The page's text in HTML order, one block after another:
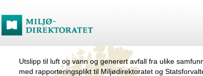
Utslipp til luft og vann og generert avfall fra ulike
med rapporteringsplikt til Miljødirektoratet og